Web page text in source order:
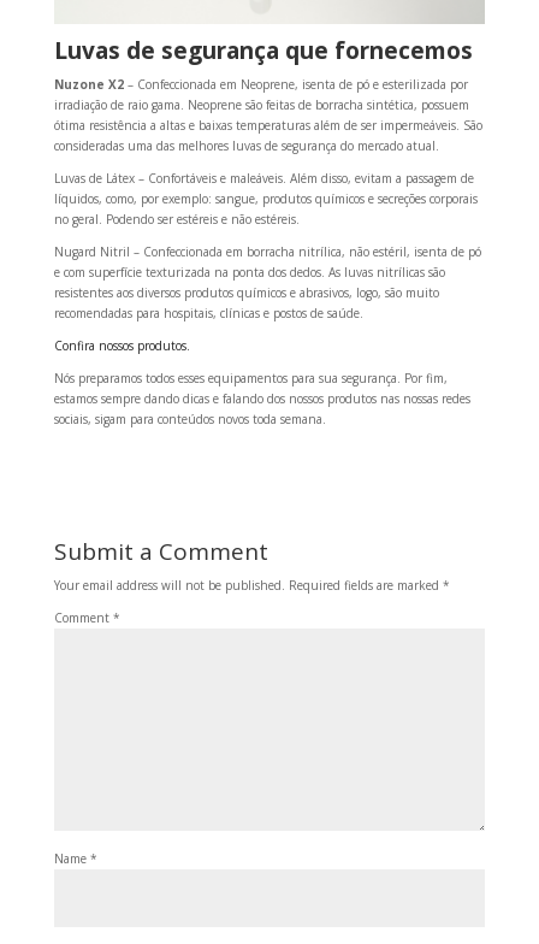
Luvas de segurança que fornecemos
Nuzone X2– Confeccionada em Neoprene, isenta de pó e esterilizada por
irradiação de raio gama. Neoprene são feitas de borracha sintética, possuem
ótima resistência a altas e baixas temperaturas além de ser impermeáveis. São
consideradas uma das melhores luvas de segurança do mercado atual.
Luvas de Látex – Confortáveis e maleáveis. Além disso, evitam a passagem de
líquidos, como, por exemplo: sangue, produtos químicos e secreções corporais
no geral. Podendo ser estéreis e não estéreis.
Nugard Nitril – Confeccionada em borracha nitrílica, não estéril, isenta de pó
e com superfície texturizada na ponta dos dedos. As luvas nitrílicas são
resistentes aos diversos produtos químicos e abrasivos, logo, são muito
recomendadas para hospitais, clínicas e postos de saúde.
Confira nossos produtos.
Nós preparamos todos esses equipamentos para sua segurança. Por fim,
estamos sempre dando dicas e falando dos nossos produtos nas nossas redes
sociais, sigam para conteúdos novos toda semana.
Submit a Comment
Your email address will not be published. Required fields are marked *
Comment *
Name *